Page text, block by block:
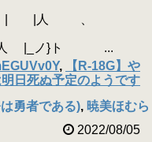
、
ト ...
,
【R-18G】や
日死ぬ予定のようです
勇者である), 暁美ほむら
2022/08/05